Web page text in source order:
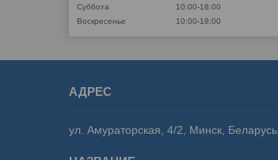
Суббота
10:00-18:00
Воскресенье
10:00-18:00
ул. Амураторская, 4/2, Минск, Беларусь